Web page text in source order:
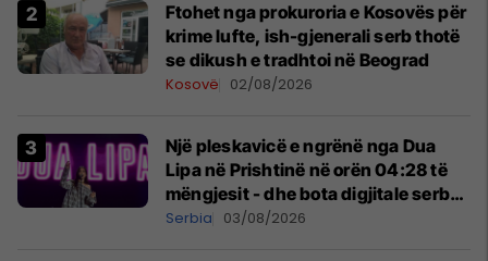
Ftohet nga prokuroria e Kosovës për
krime lufte, ish-gjenerali serb thotë
se dikush e tradhtoi në Beograd
Kosovë 02/08/2026
Një pleskavicë e ngrënë nga Dua
Lipa në Prishtinë në orën 04:28 të
mëngjesit - dhe bota digjitale serbe
shpall gjendjen e luftës
Serbia 03/08/2026